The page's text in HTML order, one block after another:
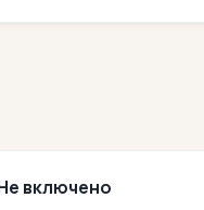
включено